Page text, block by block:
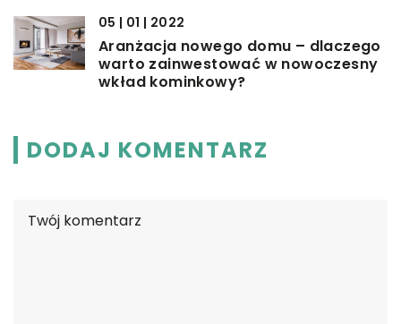
05 | 01 | 2022
Aranżacja nowego domu – dlaczego
warto zainwestować w nowoczesny
wkład kominkowy?
DODAJ KOMENTARZ